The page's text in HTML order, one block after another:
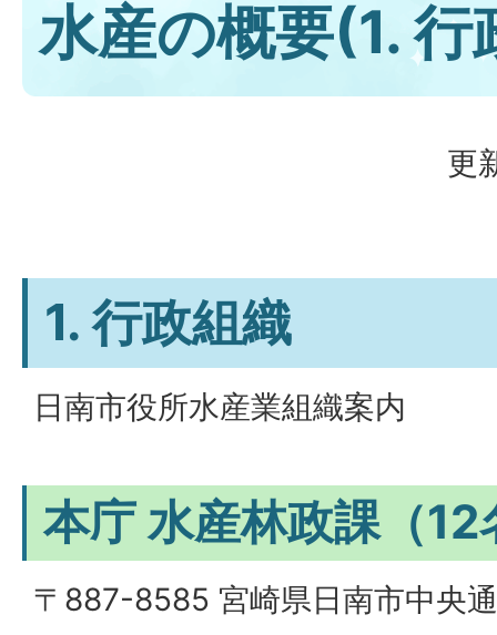
水産の概要(1. 行
更
1. 行政組織
日南市役所水産業組織案内
本庁 水産林政課（12
〒887-8585 宮崎県日南市中央